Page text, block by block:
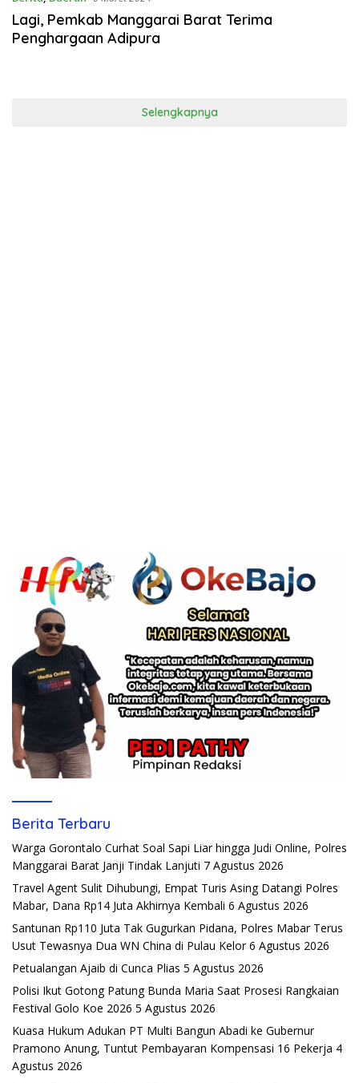
Lagi, Pemkab Manggarai Barat Terima
Penghargaan Adipura
Selengkapnya
Berita Terbaru
Warga Gorontalo Curhat Soal Sapi Liar hingga Judi Online, Polres
Manggarai Barat Janji Tindak Lanjuti 7 Agustus 2026
Travel Agent Sulit Dihubungi, Empat Turis Asing Datangi Polres
Mabar, Dana Rp14 Juta Akhirnya Kembali 6 Agustus 2026
Santunan Rp110 Juta Tak Gugurkan Pidana, Polres Mabar Terus
Usut Tewasnya Dua WN China di Pulau Kelor 6 Agustus 2026
Petualangan Ajaib di Cunca Plias 5 Agustus 2026
Polisi Ikut Gotong Patung Bunda Maria Saat Prosesi Rangkaian
Festival Golo Koe 2026 5 Agustus 2026
Kuasa Hukum Adukan PT Multi Bangun Abadi ke Gubernur
Pramono Anung, Tuntut Pembayaran Kompensasi 16 Pekerja 4
Agustus 2026